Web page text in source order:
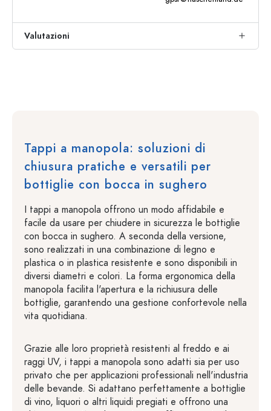
Valutazioni
Tappi a manopola: soluzioni di
chiusura pratiche e versatili per
bottiglie con bocca in sughero
I tappi a manopola offrono un modo affidabile e
facile da usare per chiudere in sicurezza le bottiglie
con bocca in sughero. A seconda della versione,
sono realizzati in una combinazione di legno e
plastica o in plastica resistente e sono disponibili in
diversi diametri e colori. La forma ergonomica della
manopola facilita l'apertura e la richiusura delle
bottiglie, garantendo una gestione confortevole nella
vita quotidiana.
Grazie alle loro proprietà resistenti al freddo e ai
raggi UV, i tappi a manopola sono adatti sia per uso
privato che per applicazioni professionali nell'industria
delle bevande. Si adattano perfettamente a bottiglie
di vino, liquori o altri liquidi pregiati e offrono una